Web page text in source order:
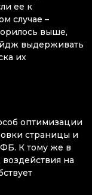
ее к
случае –
выше,
выдерживать
их
оптимизации
страницы и
К тому же в
на